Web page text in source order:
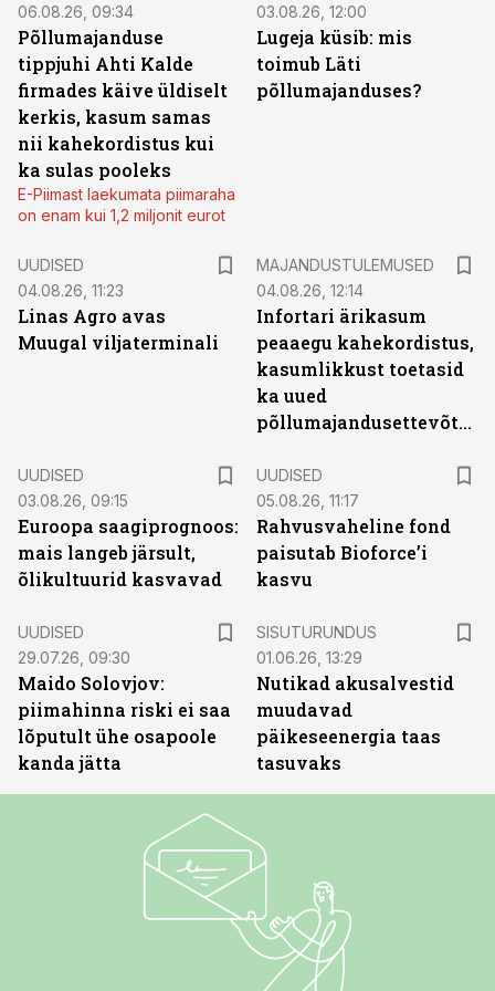
06.08.26, 09:34
Põllumajanduse
tippjuhi Ahti Kalde
firmades käive üldiselt
kerkis, kasum samas
nii kahekordistus kui
ka sulas pooleks
E-Piimast laekumata piimaraha
on enam kui 1,2 miljonit eurot
03.08.26, 12:00
Lugeja küsib: mis
toimub Läti
põllumajanduses?
UUDISED
04.08.26, 11:23
Linas Agro avas
Muugal viljaterminali
MAJANDUSTULEMUSED
04.08.26, 12:14
Infortari ärikasum
peaaegu kahekordistus,
kasumlikkust toetasid
ka uued
põllumajandusettevõtted
UUDISED
03.08.26, 09:15
Euroopa saagiprognoos:
mais langeb järsult,
õlikultuurid kasvavad
UUDISED
05.08.26, 11:17
Rahvusvaheline fond
paisutab Bioforce’i
kasvu
UUDISED
29.07.26, 09:30
Maido Solovjov:
piimahinna riski ei saa
lõputult ühe osapoole
kanda jätta
SISUTURUNDUS
01.06.26, 13:29
Nutikad akusalvestid
muudavad
päikeseenergia taas
tasuvaks